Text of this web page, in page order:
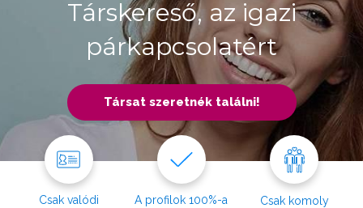
Társkereső, az igazi
párkapcsolatért
Társat szeretnék találni!
Csak valódi
A profilok 100%-a
Csak komoly